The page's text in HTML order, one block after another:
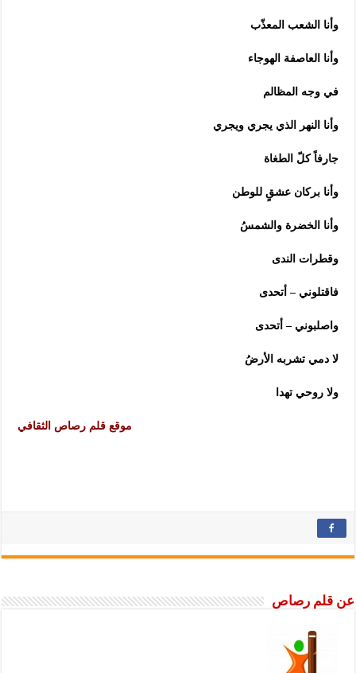
وأنا الشعب المعذّب
وأنا العاصفة الهوجاء
في وجه المظالم
وأنا النهر الذي يجري ويجري
جارفاً كلّ الطغاة
وأنا بركان عشقٍ للوطن
وأنا الخضرة والشمسُ
وقطرات الندى
فاقتلوني – أتحدى
واصلبوني – أتحدى
لا دمي تشربه الأرضُ
ولا روحي تهدا
موقع قلم رصاص الثقافي
عن قلم رصاص